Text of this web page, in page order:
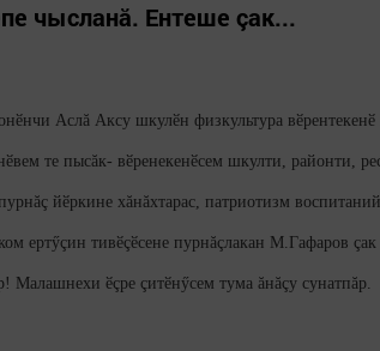
чысланă. Ентеше çак...
Аслă Аксу шкулӗн физкультура
те пысăк- вӗренекенӗсем шкулти, районти,
йӗркине хăнăхтарас, патриотизм
ертӳçин тивӗçӗсене пурнăçлакан М.Гафаров
Малашнехи ӗçре çитӗнӳсем тума ăнăçу сунатпăр.